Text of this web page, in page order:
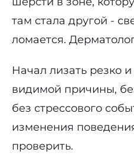
там стала другой -
ломается.
Начал лизать резко
видимой причины,
без стрессового
изменения
проверить.